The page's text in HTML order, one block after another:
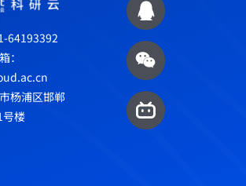
64193392
：
杨浦区邯郸
号楼